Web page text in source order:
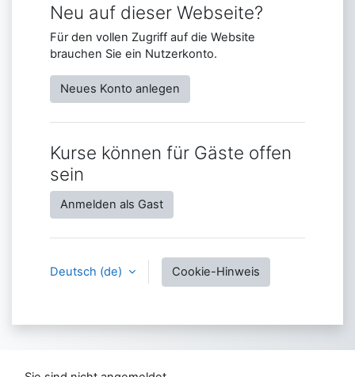
Neu auf dieser Webseite?
Für den vollen Zugriff auf die Website
brauchen Sie ein Nutzerkonto.
Neues Konto anlegen
Kurse können für Gäste offen
sein
Anmelden als Gast
Deutsch ‎(de)‎ Cookie-Hinweis